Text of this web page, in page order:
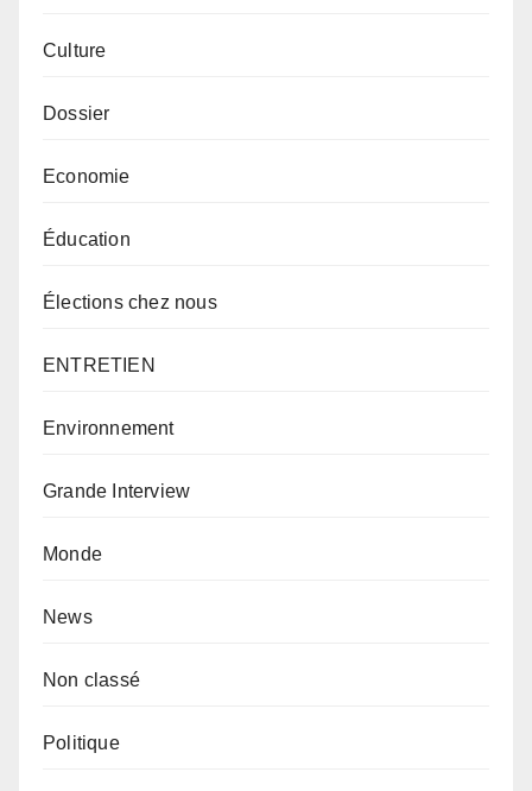
Culture
Dossier
Economie
Éducation
Élections chez nous
ENTRETIEN
Environnement
Grande Interview
Monde
News
Non classé
Politique